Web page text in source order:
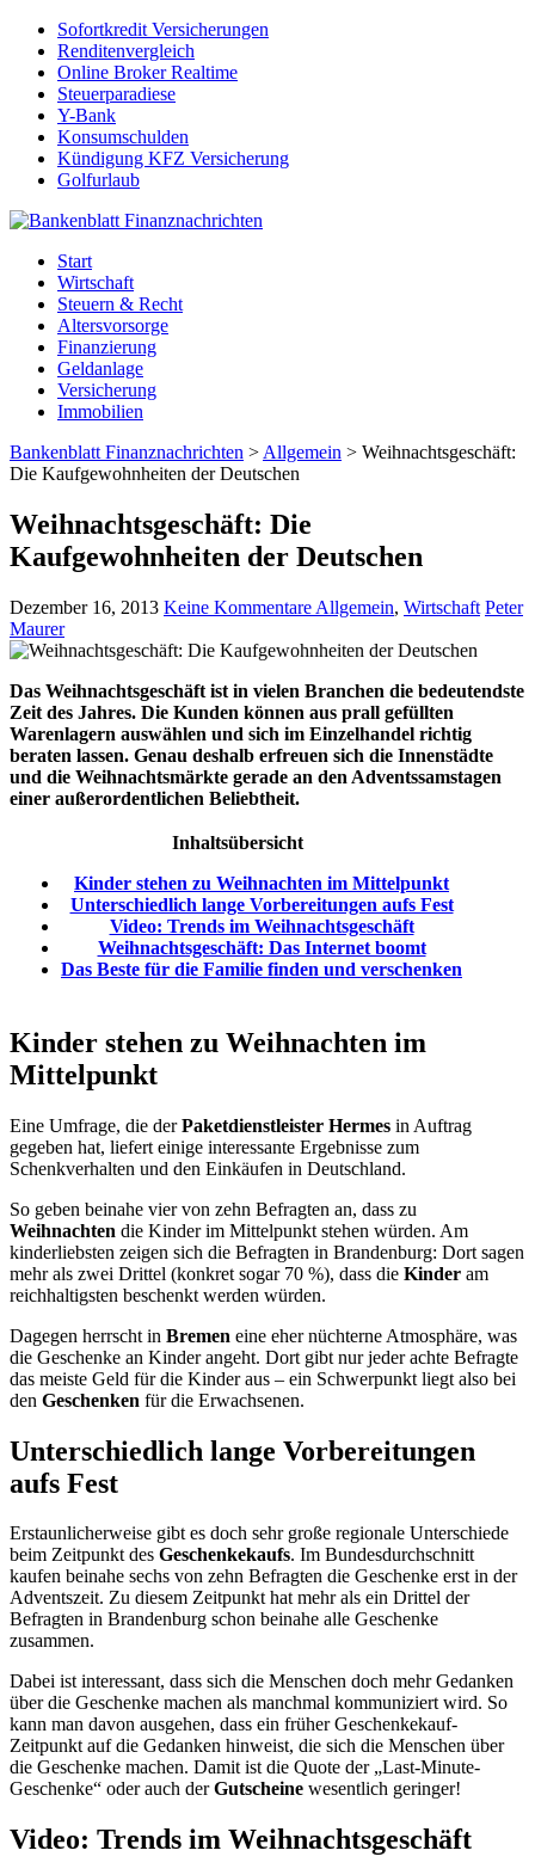
Sofortkredit Versicherungen
Renditenvergleich
Online Broker Realtime
Steuerparadiese
Y-Bank
Konsumschulden
Kündigung KFZ Versicherung
Golfurlaub
Start
Wirtschaft
Steuern & Recht
Altersvorsorge
Finanzierung
Geldanlage
Versicherung
Immobilien
Bankenblatt Finanznachrichten > Allgemein > Weihnachtsgeschäft:
Die Kaufgewohnheiten der Deutschen
Weihnachtsgeschäft: Die
Kaufgewohnheiten der Deutschen
Dezember 16, 2013 Keine Kommentare Allgemein, Wirtschaft Peter
Maurer
Das Weihnachtsgeschäft ist in vielen Branchen die bedeutendste
Zeit des Jahres. Die Kunden können aus prall gefüllten
Warenlagern auswählen und sich im Einzelhandel richtig
beraten lassen. Genau deshalb erfreuen sich die Innenstädte
und die Weihnachtsmärkte gerade an den Adventssamstagen
einer außerordentlichen Beliebtheit.
Inhaltsübersicht
Kinder stehen zu Weihnachten im Mittelpunkt
Unterschiedlich lange Vorbereitungen aufs Fest
Video: Trends im Weihnachtsgeschäft
Weihnachtsgeschäft: Das Internet boomt
Das Beste für die Familie finden und verschenken
Kinder stehen zu Weihnachten im
Mittelpunkt
Eine Umfrage, die derPaketdienstleister Hermes in Auftrag
gegeben hat, liefert einige interessante Ergebnisse zum
Schenkverhalten und den Einkäufen in Deutschland.
So geben beinahe vier von zehn Befragten an, dass zu
Weihnachten die Kinder im Mittelpunkt stehen würden. Am
kinderliebsten zeigen sich die Befragten in Brandenburg: Dort sagen
mehr als zwei Drittel (konkret sogar 70 %), dass die Kinder am
reichhaltigsten beschenkt werden würden.
Dagegen herrscht in Bremen eine eher nüchterne Atmosphäre, was
die Geschenke an Kinder angeht. Dort gibt nur jeder achte Befragte
das meiste Geld für die Kinder aus – ein Schwerpunkt liegt also bei
den Geschenken für die Erwachsenen.
Unterschiedlich lange Vorbereitungen
aufs Fest
Erstaunlicherweise gibt es doch sehr große regionale Unterschiede
beim Zeitpunkt des Geschenkekaufs. Im Bundesdurchschnitt
kaufen beinahe sechs von zehn Befragten die Geschenke erst in der
Adventszeit. Zu diesem Zeitpunkt hat mehr als ein Drittel der
Befragten in Brandenburg schon beinahe alle Geschenke
zusammen.
Dabei ist interessant, dass sich die Menschen doch mehr Gedanken
über die Geschenke machen als manchmal kommuniziert wird. So
kann man davon ausgehen, dass ein früher Geschenkekauf-
Zeitpunkt auf die Gedanken hinweist, die sich die Menschen über
die Geschenke machen. Damit ist die Quote der „Last-Minute-
Geschenke“ oder auch derGutscheine wesentlich geringer!
Video: Trends im Weihnachtsgeschäft